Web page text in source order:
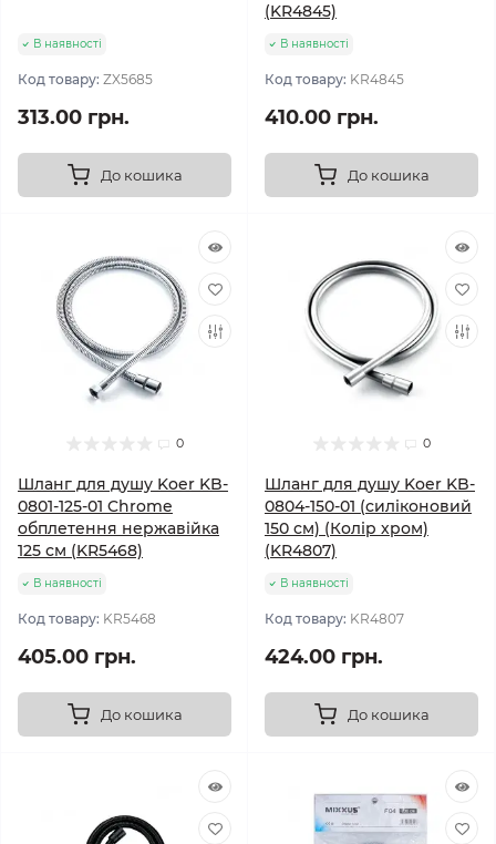
В наявності
Код товару: ZX5685
313.00 грн.
До кошика
(KR4845)
В наявності
Код товару: KR4845
410.00 грн.
До кошика
0
Шланг для душу Koer KB-
0801-125-01 Chrome
обплетення нержавійка
125 см (KR5468)
В наявності
Код товару: KR5468
405.00 грн.
До кошика
0
Шланг для душу Koer KB-
0804-150-01 (силіконовий
150 см) (Колір хром)
(KR4807)
В наявності
Код товару: KR4807
424.00 грн.
До кошика